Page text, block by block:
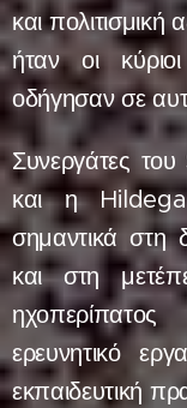
και
ήταν οι
οδήγησαν σε
Συνεργάτες
και η
σημαντικά στη
και στη
ερευνητικό
εκπαιδευτική